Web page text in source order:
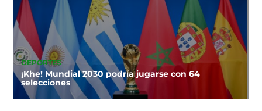
DEPORTES
¡Khe! Mundial 2030 podría jugarse con 64
selecciones